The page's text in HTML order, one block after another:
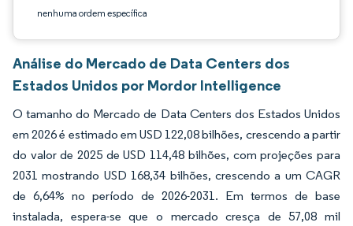
nenhuma ordem específica
Análise do Mercado de Data Centers dos
Estados Unidos por Mordor Intelligence
O tamanho do Mercado de Data Centers dos Estados Unidos
em 2026 é estimado em USD 122,08 bilhões, crescendo a partir
do valor de 2025 de USD 114,48 bilhões, com projeções para
2031 mostrando USD 168,34 bilhões, crescendo a um CAGR
de 6,64% no período de 2026-2031. Em termos de base
instalada, espera-se que o mercado cresça de 57,08 mil